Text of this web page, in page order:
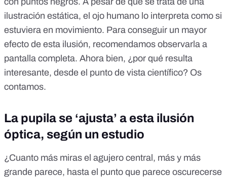
ilustración estática, el ojo humano lo interpreta como si
estuviera en movimiento. Para conseguir un mayor
efecto de esta ilusión, recomendamos observarla a
pantalla completa. Ahora bien, ¿por qué resulta
interesante, desde el punto de vista científico? Os
contamos.
La pupila se ‘ajusta’ a esta ilusión
óptica, según un estudio
¿Cuanto más miras el agujero central, más y más
grande parece, hasta el punto que parece oscurecerse